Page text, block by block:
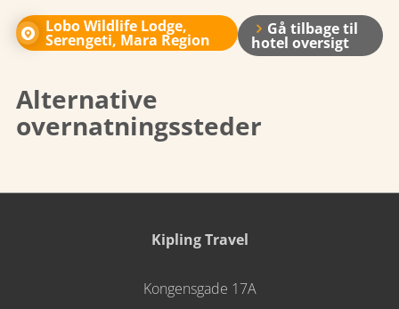
Lobo Wildlife Lodge,
Serengeti, Mara Region
Gå tilbage til
hotel oversigt
Alternative
overnatningssteder
Kipling Travel
Kongensgade 17A